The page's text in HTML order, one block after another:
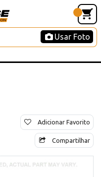
Usar Foto
Adicionar Favorito
Compartilhar